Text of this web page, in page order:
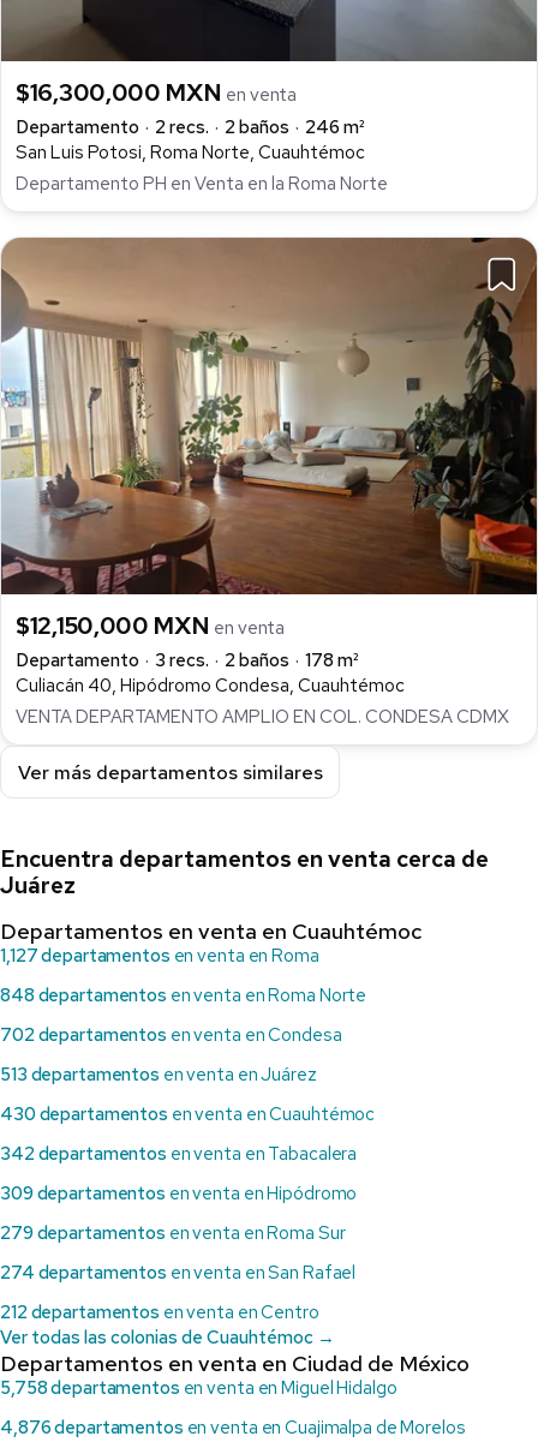
$16,300,000 MXN en venta
Departamento
2 recs. 2 baños
246 m²
San Luis Potosi, Roma Norte, Cuauhtémoc
Departamento PH en Venta en la Roma Norte
$12,150,000 MXN en venta
Departamento
3 recs. 2 baños
178 m²
Culiacán 40, Hipódromo Condesa, Cuauhtémoc
VENTA DEPARTAMENTO AMPLIO EN COL. CONDESA CDMX
Ver más departamentos similares
Encuentra departamentos en venta cerca de
Juárez
Departamentos en venta en Cuauhtémoc
1,127 departamentos en venta en Roma
848 departamentos en venta en Roma Norte
702 departamentos en venta en Condesa
513 departamentos en venta en Juárez
430 departamentos en venta en Cuauhtémoc
342 departamentos en venta en Tabacalera
309 departamentos en venta en Hipódromo
279 departamentos en venta en Roma Sur
274 departamentos en venta en San Rafael
212 departamentos en venta en Centro
Ver todas las colonias de Cuauhtémoc →
Departamentos en venta en Ciudad de México
5,758 departamentos en venta en Miguel Hidalgo
4,876 departamentos en venta en Cuajimalpa de Morelos